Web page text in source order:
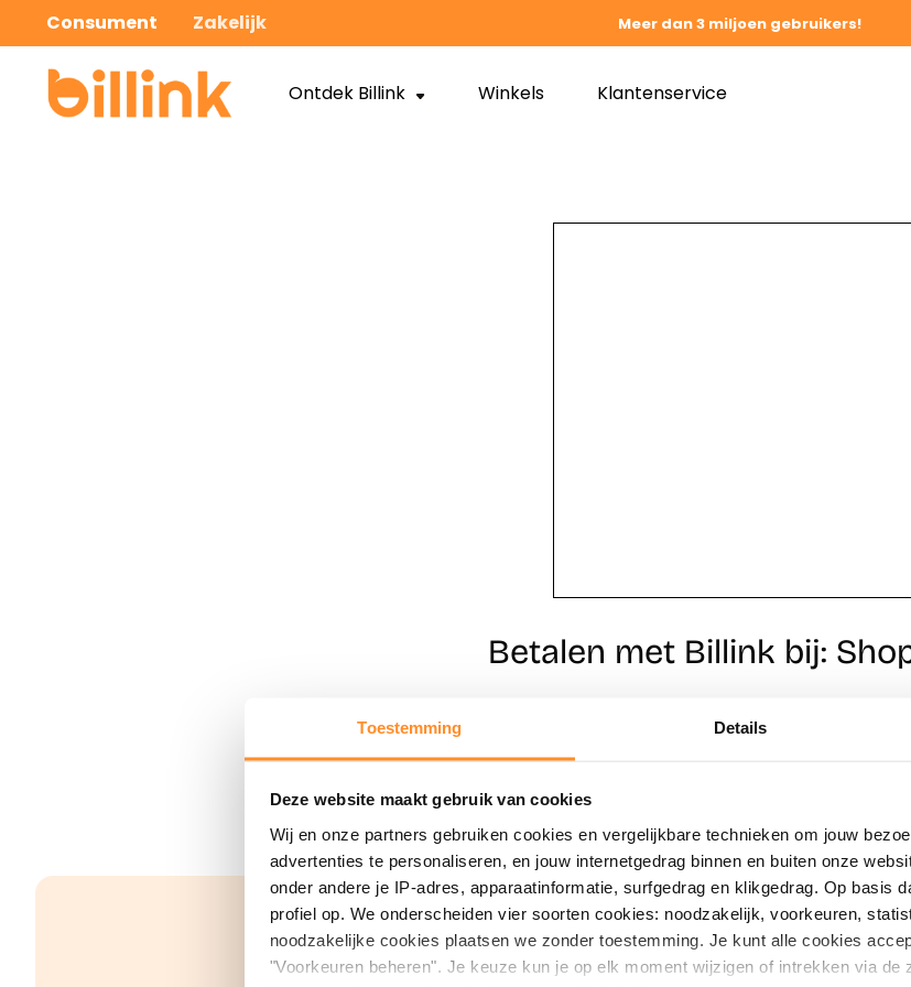
Toestemming Details
Deze website maakt gebruik van cookies
Wij en onze partners gebruiken cookies en vergelijkbare technieken om jouw
advertenties te personaliseren, en jouw internetgedrag binnen en buiten onze
onder andere je IP-adres, apparaatinformatie, surfgedrag en klikgedrag. Op basis
profiel op. We onderscheiden vier soorten cookies: noodzakelijk, voorkeuren,
noodzakelijke cookies plaatsen we zonder toestemming. Je kunt alle cookies
"Voorkeuren beheren". Je keuze kun je op elk moment wijzigen of intrekken via de
Consument Zakelijk Meer dan 3 miljoen gebruikers!
Ontdek Billink Winkels Klantenservice
Betalen met Billink bij: